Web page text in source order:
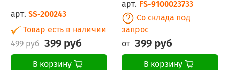
арт. SS-200243
Товар есть в наличии
499 руб 399 руб
В корзину
арт. FS-9100023733
Со склада под
запрос
от 399 руб
В корзину